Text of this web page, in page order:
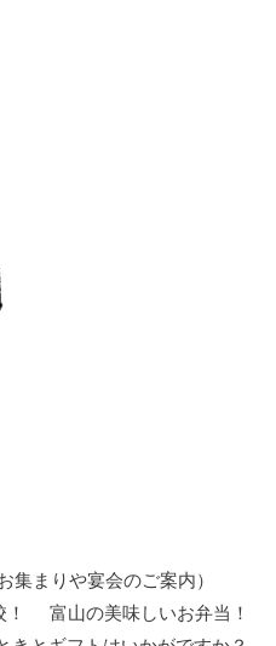
集まりや宴会のご案内）
富山の美味しいお弁当！